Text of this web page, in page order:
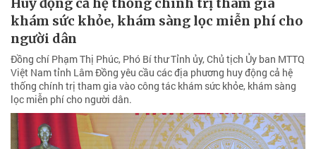
khám sức khỏe, khám sàng lọc miễn phí cho
người dân
Đồng chí Phạm Thị Phúc, Phó Bí thư Tỉnh ủy, Chủ tịch Ủy ban MTTQ
Việt Nam tỉnh Lâm Đồng yêu cầu các địa phương huy động cả hệ
thống chính trị tham gia vào công tác khám sức khỏe, khám sàng
lọc miễn phí cho người dân.